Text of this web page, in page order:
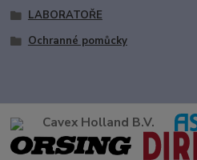
LABORATOŘE
Ochranné pomůcky
Cavex Holland B.V.